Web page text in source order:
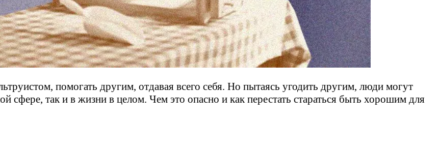
помогать другим, отдавая всего себя. Но пытаясь угодить другим, люди могут
сфере, так и в жизни в целом. Чем это опасно и как перестать стараться быть хорошим для